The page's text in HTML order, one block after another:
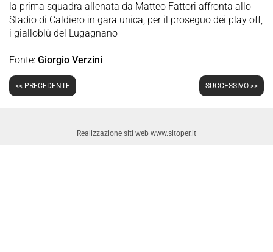
la prima squadra allenata da Matteo Fattori affronta allo
Stadio di Caldiero in gara unica, per il proseguo dei play off,
i gialloblù del Lugagnano
Fonte: Giorgio Verzini
<< PRECEDENTE SUCCESSIVO >>
Realizzazione siti web www.sitoper.it